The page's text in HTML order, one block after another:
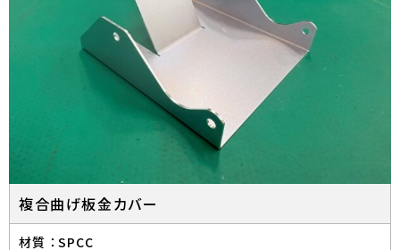
複合曲げ板金カバー
材質 ： SPCC